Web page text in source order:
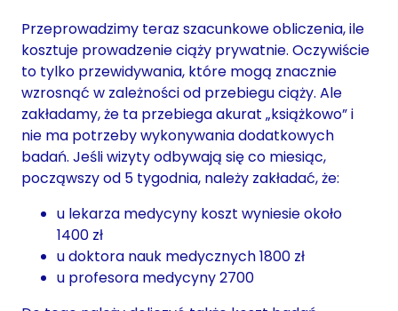
Przeprowadzimy teraz szacunkowe obliczenia, ile
kosztuje prowadzenie ciąży prywatnie. Oczywiście
to tylko przewidywania, które mogą znacznie
wzrosnąć w zależności od przebiegu ciąży. Ale
zakładamy, że ta przebiega akurat „książkowo” i
nie ma potrzeby wykonywania dodatkowych
badań. Jeśli wizyty odbywają się co miesiąc,
począwszy od 5 tygodnia, należy zakładać, że:
u lekarza medycyny koszt wyniesie około
1400 zł
u doktora nauk medycznych 1800 zł
u profesora medycyny 2700